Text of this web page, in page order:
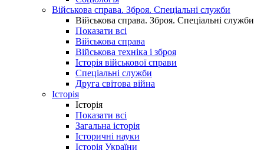
Військова справа. Зброя. Спеціальні служби
Військова справа. Зброя. Спеціальні служби
Показати всі
Військова справа
Військова техніка і зброя
Історія військової справи
Спеціальні служби
Друга світова війна
Історія
Історія
Показати всі
Загальна історія
Історичні науки
Історія України